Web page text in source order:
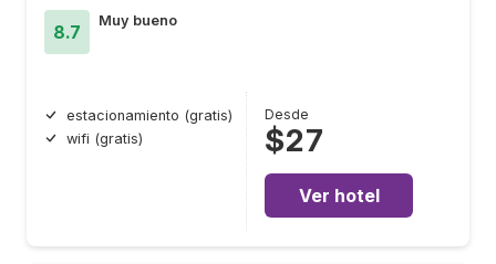
8.7
Muy bueno
estacionamiento (gratis)
wifi (gratis)
Desde
$27
Ver hotel